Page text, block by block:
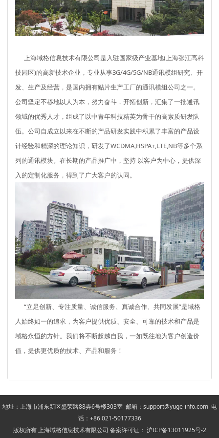
上海域格信息技术有限公司是入驻国家级产业基地(上海张江高科
技园区)的高新技术企业，专业从事3G/4G/5G/NB通讯模组研究、开
发、生产及经营，是国内拥有贴片生产工厂的通讯模组公司之一。
公司坚定不移地以人为本，努力奋斗，开拓创新，汇集了一批通讯
领域的优秀人才，组成了以中青年科技精英为骨干的高素质研发队
伍。公司自成立以来在不断的产品研发实践中积累了丰富的产品设
计经验和精深的理论知识，研发了WCDMA,HSPA+,LTE,NB等多个系
列的通讯模块。在长期的产品推广中，坚持 以客户为中心，提供深
入的定制化服务，得到了广大客户的认同。
“立足创新、专注质量、诚信服务、真诚合作、共同发展”是域格
人始终如一的追求，为客户提供优质、安全、可靠的技术和产品是
域格永恒的方针。我们将不断超越自我，一如既往地为客户创造价
值，提供更优质的技术、产品和服务！
地址：上海市浦东新区盛荣路88弄6号楼303室 邮箱：support@yuge-info.com 电
话：+86 021-50177336
版权所有 上海域格信息技术有限公司 备案许可证： 沪ICP备13011925号-2